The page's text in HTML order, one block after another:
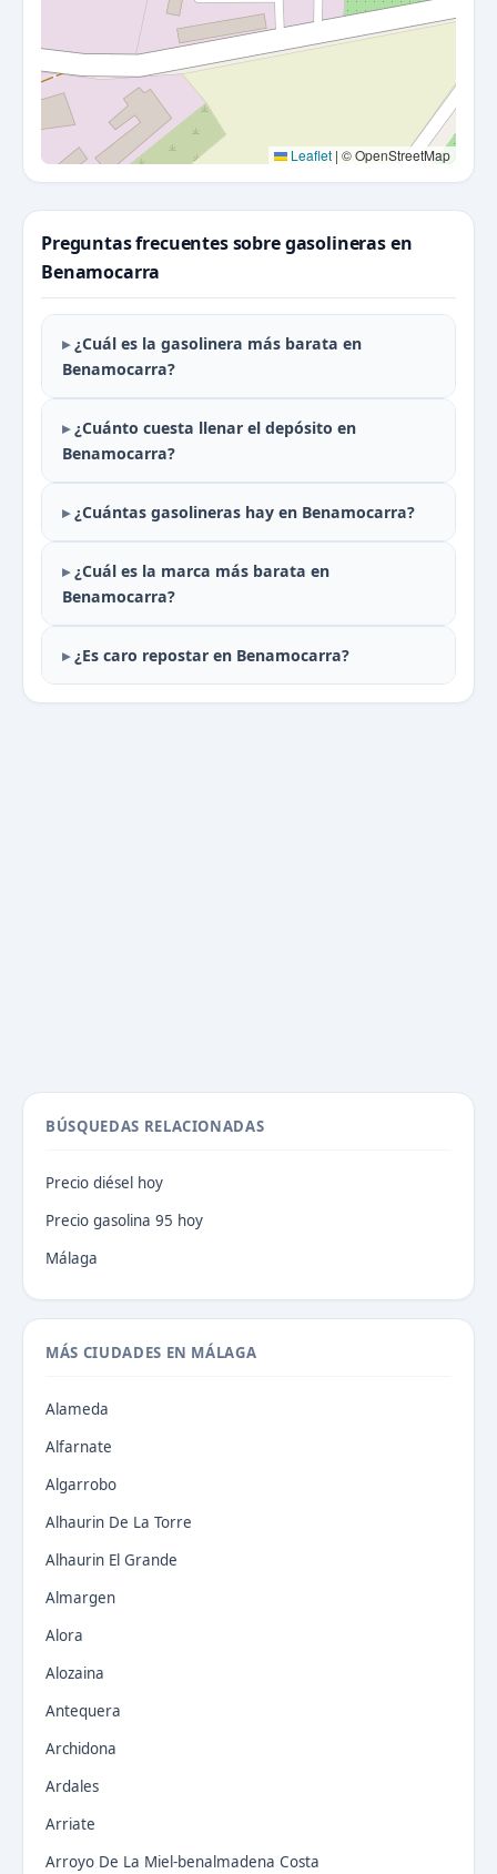
Leaflet | © OpenStreetMap
Preguntas frecuentes sobre gasolineras en
Benamocarra
¿Cuál es la gasolinera más barata en
Benamocarra?
¿Cuánto cuesta llenar el depósito en
Benamocarra?
¿Cuántas gasolineras hay en Benamocarra?
¿Cuál es la marca más barata en
Benamocarra?
¿Es caro repostar en Benamocarra?
BÚSQUEDAS RELACIONADAS
Precio diésel hoy
Precio gasolina 95 hoy
Málaga
MÁS CIUDADES EN MÁLAGA
Alameda
Alfarnate
Algarrobo
Alhaurin De La Torre
Alhaurin El Grande
Almargen
Alora
Alozaina
Antequera
Archidona
Ardales
Arriate
Arroyo De La Miel-benalmadena Costa